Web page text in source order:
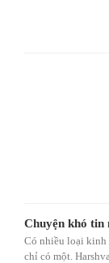
Chuyện khó tin
Có nhiều loại kinh
chỉ có một.